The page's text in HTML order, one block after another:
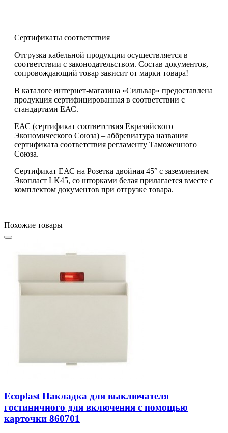
Сертификаты соответствия
Отгрузка кабельной продукции осуществляется в
соответствии с законодательством. Состав документов,
сопровождающий товар зависит от марки товара!
В каталоге интернет-магазина «Сильвар» предоставлена
продукция сертифицированная в соответствии с
стандартами ЕАС.
ЕАС (сертификат соответствия Евразийского
Экономического Союза) – аббревиатура названия
сертификата соответствия регламенту Таможенного
Союза.
Сертификат ЕАС на Розетка двойная 45° с заземлением
Экопласт LK45, со шторками белая прилагается вместе с
комплектом документов при отгрузке товара.
Похожие товары
Ecoplast Накладка для выключателя
гостиничного для включения с помощью
карточки 860701